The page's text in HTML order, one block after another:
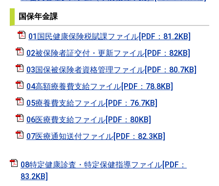
国保年金課
01国民健康保険税賦課ファイル[PDF：81.2KB]
02被保険者証交付・更新ファイル[PDF：82KB]
03国保被保険者資格管理ファイル[PDF：80.7KB]
04高額療養費支給ファイル[PDF：78.8KB]
05療養費支給ファイル[PDF：76.7KB]
06医療費支給ファイル[PDF：80KB]
07医療通知送付ファイル[PDF：82.3KB]
08特定健康診査・特定保健指導ファイル[PDF：
83.2KB]